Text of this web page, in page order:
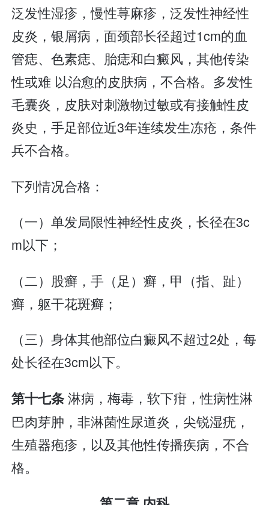
泛发性湿疹，慢性荨麻疹，泛发性神经性
皮炎，银屑病，面颈部长径超过1cm的血
管痣、色素痣、胎痣和白癜风，其他传染
性或难 以治愈的皮肤病，不合格。多发性
毛囊炎，皮肤对刺激物过敏或有接触性皮
炎史，手足部位近3年连续发生冻疮，条件
兵不合格。
下列情况合格：
（一）单发局限性神经性皮炎，长径在3c
m以下；
（二）股癣，手（足）癣，甲（指、趾）
癣，躯干花斑癣；
（三）身体其他部位白癜风不超过2处，每
处长径在3cm以下。
第十七条淋病，梅毒，软下疳，性病性淋
巴肉芽肿，非淋菌性尿道炎，尖锐湿疣，
生殖器疱疹，以及其他性传播疾病，不合
格。